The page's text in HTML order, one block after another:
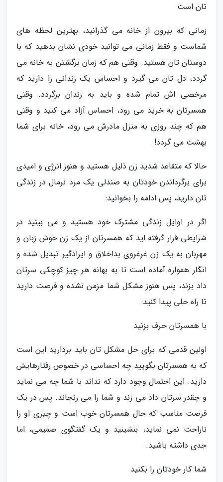
تان است
زمانی که بیرون از خانه می گذرانید، بهترین لحظه های
شماست و فقط زمانی می توانید خودی نشان بدهید که با
دوستان تان هستید. وقتی هم که زمان برگشتن به خانه می
گردد، دل تان می گیرد و احساس یک زندانی را دارید که
مرخصی اش تمام شده و باید به زندان برگردد. وقتی
همسرتان به خرید می رود، احساس آزاد می کنید و وقتی
هم که چند روزی به منزل مادرش می رود، خانه برای شما
بهشت می گردد!
حالا که متقاعد شدید زن ذلیل هستید و هنوز انرژی و امیدی
برای برگرداندن خودتان به صندلی یک مرد نرمال در زندگی
تان دارید، پس ادامه را بخوانید:
اگر در اوایل زندگی مشترک خود هستید و می بینید در
شرایطی قرار گرفته اید که همسرتان از یک زن خوش زبان و
مهربان به یک زن غرغروی بداخلاق و ایرادگیر تبدیل شده و
انگار همواره آماده است تا به بهانه هر چیز کوچکی سرتان
داد بزند، پس هنوز مشکل شما مزمن نشده و فرصت دارید
تا راه حلی پیدا کنید:
با همسرتان حرف بزنید
اولین قدمی که برای حل مشکل تان باید بردارید این است
که به همسرتان بگویید چه احساسی در خصوص رفتارهایش
دارید. این احتمال وجود دارد که نداند با شما چه می نماید
و چقدر سرتان داد می زند و شما را می رنجاند. پس در یک
فرصت مناسب که حال همسرتان خوب است و چیزی او را
ناراحت نمی نماید، بنشینید و یک گفتگوی صمیمی، اما
جدی داشته باشید.
شما کار خودتان را بکنید